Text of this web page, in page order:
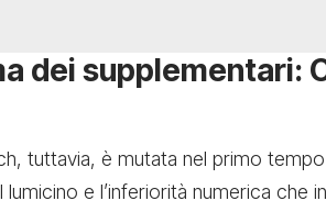
dei supplementari:
tuttavia, è mutata nel primo
e l’inferiorità numerica che